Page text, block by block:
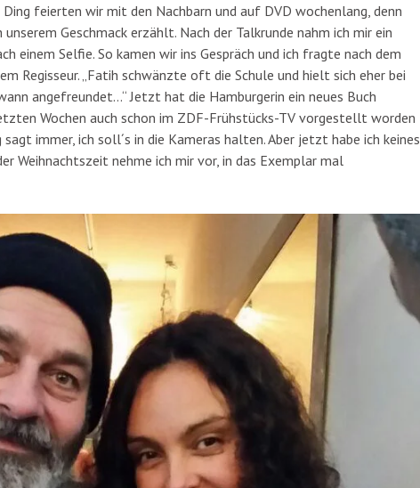
feierten wir mit den Nachbarn und auf DVD wochenlang, denn
Geschmack erzählt. Nach der Talkrunde nahm ich mir ein
einem Selfie. So kamen wir ins Gespräch und ich fragte nach dem
Regisseur. „Fatih schwänzte oft die Schule und hielt sich eher bei
angefreundet…“ Jetzt hat die Hamburgerin ein neues Buch
Wochen auch schon im ZDF-Frühstücks-TV vorgestellt worden
sagt immer, ich soll´s in die Kameras halten. Aber jetzt habe ich keines
Weihnachtszeit nehme ich mir vor, in das Exemplar mal